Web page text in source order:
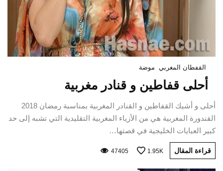
القفطان المغربي موضة
أحلى قفاطين و قنادر مغربية
أحلى و أشيك القفاطين و القنادر المغربية بمناسبة رمضان 2018
القندورة المغربية هي من الأزياء المغربية التقليدية التي تشبه إلى حد
كبير العبايات الخليجية في قصتها…
قراءة المقال 1.95K
47405